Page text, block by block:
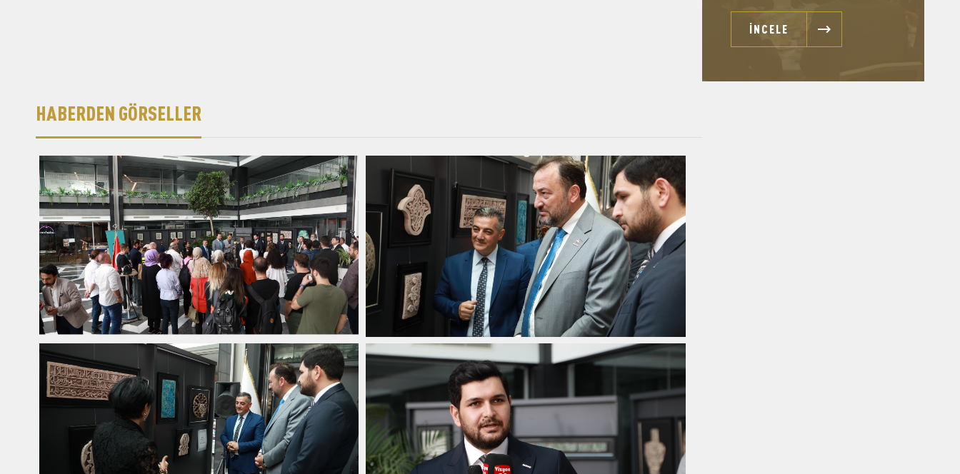
İNCELE
HABERDEN GÖRSELLER